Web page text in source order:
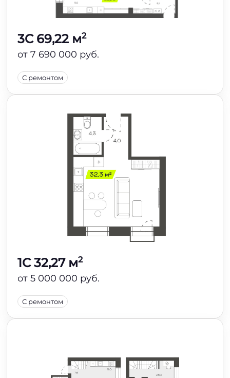
3C 69,22 м2
от 7 690 000 руб.
С ремонтом
1C 32,27 м2
от 5 000 000 руб.
С ремонтом